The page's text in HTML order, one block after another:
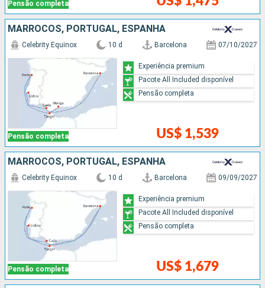
Pensão completa
MARROCOS, PORTUGAL, ESPANHA
Pensão completa
Celebrity Equinox 10 d Barcelona 07/10/2027
US$ 1,539
Experiência premium
Pacote All Included disponível
Pensão completa
MARROCOS, PORTUGAL, ESPANHA
Pensão completa
Celebrity Equinox 10 d Barcelona 09/09/2027
US$ 1,679
Experiência premium
Pacote All Included disponível
Pensão completa